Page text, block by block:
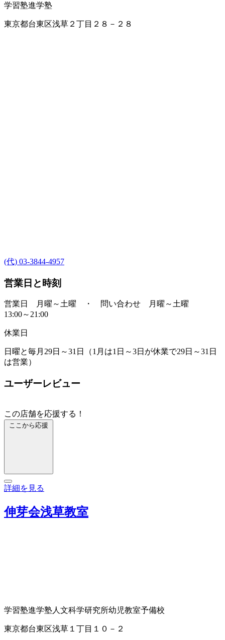
学習塾進学塾
東京都台東区浅草２丁目２８－２８
(代) 03-3844-4957
営業日と時刻
営業日 月曜～土曜 ・ 問い合わせ 月曜～土曜
13:00～21:00
休業日
日曜と毎月29日～31日（1月は1日～3日が休業で29日～31日
は営業）
ユーザーレビュー
この店舗を応援する！
ここから応援
詳細を見る
伸芽会浅草教室
学習塾進学塾人文科学研究所幼児教室予備校
東京都台東区浅草１丁目１０－２